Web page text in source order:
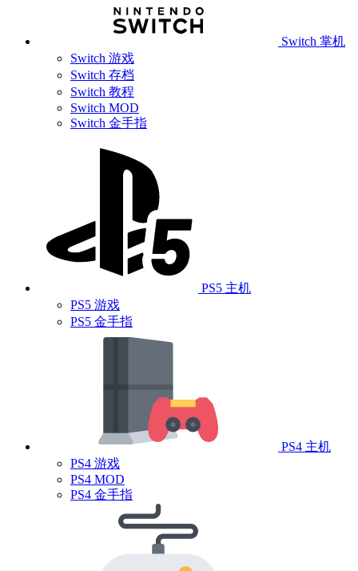
Switch 掌机
Switch 游戏
Switch 存档
Switch 教程
Switch MOD
Switch 金手指
PS5 主机
PS5 游戏
PS5 金手指
PS4 主机
PS4 游戏
PS4 MOD
PS4 金手指